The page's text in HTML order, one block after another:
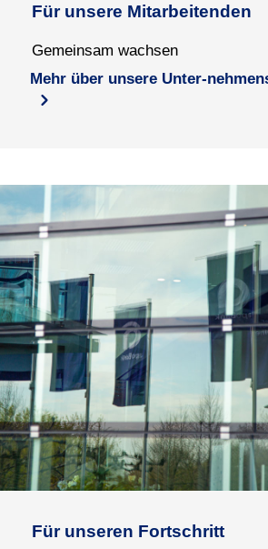
Für unsere Mitarbeitenden
Gemeinsam wachsen
Mehr über unsere Unter-
Für unseren Fortschritt